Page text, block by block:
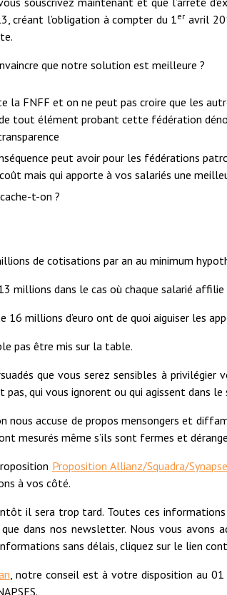
créant l’obligation à compter du 1er avril
que notre solution est meilleure ?
la FNFF et on ne peut pas croire que les
de tout élément probant cette fédération
peut avoir pour les fédérations
mais qui apporte à vos salariés une
t-on ?
de cotisations par an au minimum
millions dans le cas où chaque salarié
16 millions d’euro ont de quoi aiguiser les
pas être mis sur la table.
que vous serez sensibles à
pas, qui vous ignorent ou qui agissent dans
nous accuse de propos mensongers et
mesurés même s’ils sont fermes et
Proposition Allianz/Squadra/
à vos côté.
il sera trop tard. Toutes ces
dans nos newsletter. Nous vous avons
sans délais, cliquez sur le lien
, notre conseil est à votre disposition au